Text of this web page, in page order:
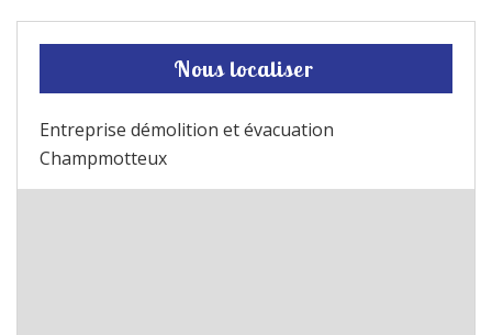
Nous localiser
Entreprise démolition et évacuation
Champmotteux